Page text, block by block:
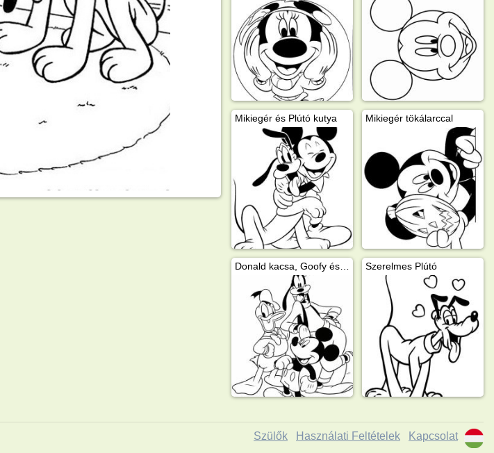
Mikiegér és Plútó kutya Mikiegér tökálarccal
Donald kacsa, Goofy és Mikiegér Szerelmes Plútó
Szülők Használati Feltételek Kapcsolat